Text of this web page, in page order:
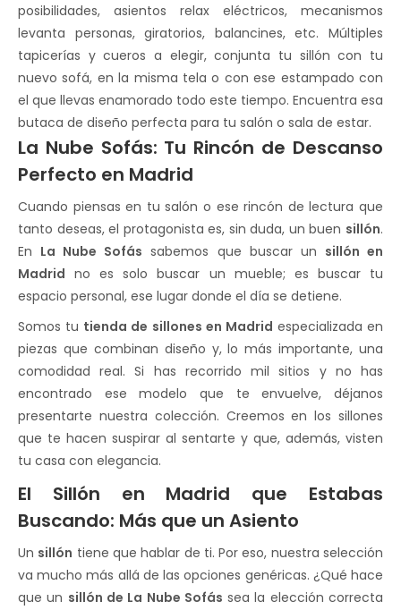
posibilidades, asientos relax eléctricos, mecanismos
levanta personas, giratorios, balancines, etc. Múltiples
tapicerías y cueros a elegir, conjunta tu sillón con tu
nuevo sofá, en la misma tela o con ese estampado con
el que llevas enamorado todo este tiempo. Encuentra esa
butaca de diseño perfecta para tu salón o sala de estar.
La Nube Sofás: Tu Rincón de Descanso
Perfecto en Madrid
Cuando piensas en tu salón o ese rincón de lectura que
tanto deseas, el protagonista es, sin duda, un buen sillón.
En La Nube Sofás sabemos que buscar un sillón en
Madrid no es solo buscar un mueble; es buscar tu
espacio personal, ese lugar donde el día se detiene.
Somos tu tienda de sillones en Madrid especializada en
piezas que combinan diseño y, lo más importante, una
comodidad real. Si has recorrido mil sitios y no has
encontrado ese modelo que te envuelve, déjanos
presentarte nuestra colección. Creemos en los sillones
que te hacen suspirar al sentarte y que, además, visten
tu casa con elegancia.
El Sillón en Madrid que Estabas
Buscando: Más que un Asiento
Un sillón tiene que hablar de ti. Por eso, nuestra selección
va mucho más allá de las opciones genéricas. ¿Qué hace
que un sillón de La Nube Sofás sea la elección correcta